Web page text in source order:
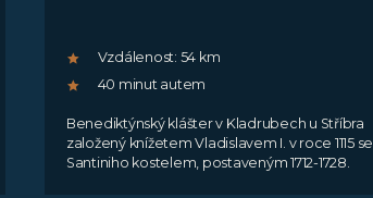
Vzdálenost: 54 km
40 minut autem
Benediktýnský klášter v Kladrubech u Stříbra
založený knížetem Vladislavem I. v roce 1115 se
Santiniho kostelem, postaveným 1712-1728.